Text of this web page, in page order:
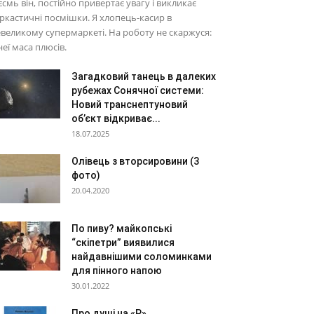
він, постійно привертає увагу і викликає
посмішки. Я хлопець-касир в
супермаркеті. На роботу не скаржуся:
маса плюсів.
Загадковий танець в далеких
рубежах Сонячної системи:
Новий транснептуновий
об’єкт відкриває...
18.07.2025
Олівець з вторсировини (3
фото)
20.04.2020
По пиву? майкопські
“скіпетри” виявилися
найдавнішими соломинками
для пінного напою
30.01.2022